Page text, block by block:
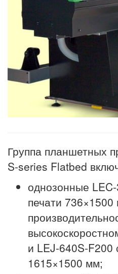
Группа планшетных
S-series Flatbed
однозонные
печати
и LEJ-640S-F200
1615×1500 мм;